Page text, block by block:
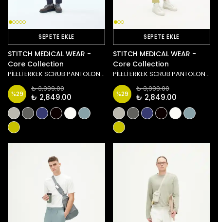
SEPETE EKLE
STITCH MEDICAL WEAR -
Core Collection
PİLELİ ERKEK SCRUB PANTOLON - LACİVERT
%29
₺ 3,999.00
₺ 2,849.00
SEPETE EKLE
STITCH MEDICAL WEAR -
Core Collection
PİLELİ ERKEK SCRUB PANTOLON - YEŞİL
%29
₺ 3,999.00
₺ 2,849.00